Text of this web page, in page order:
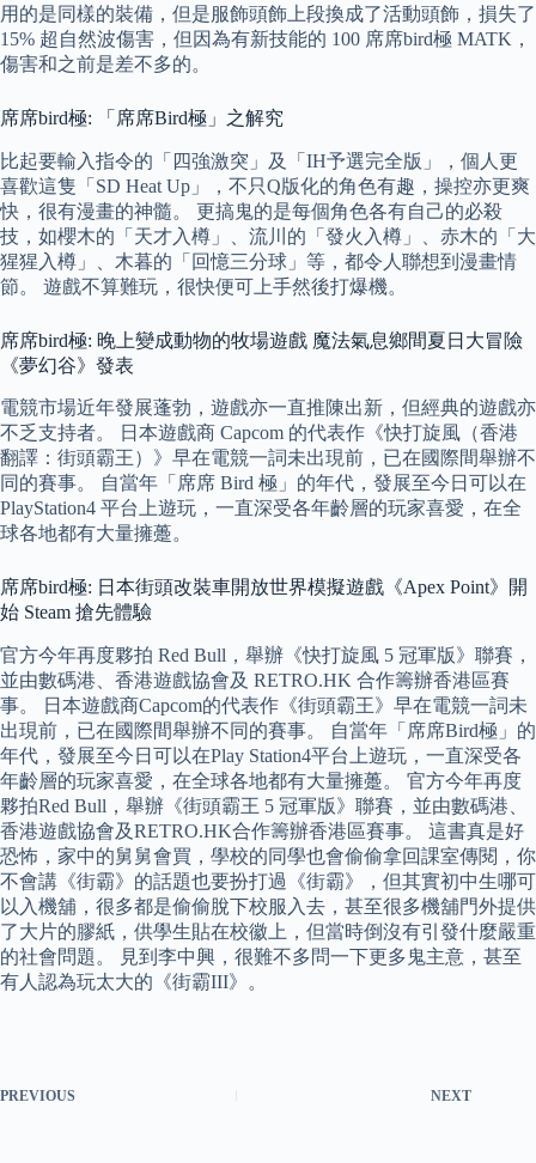
用的是同樣的裝備，但是服飾頭飾上段換成了活動頭飾，損失了
15% 超自然波傷害，但因為有新技能的 100 席席bird極 MATK，
傷害和之前是差不多的。
席席bird極: 「席席Bird極」之解究
比起要輸入指令的「四強激突」及「IH予選完全版」，個人更
喜歡這隻「SD Heat Up」，不只Q版化的角色有趣，操控亦更爽
快，很有漫畫的神髓。 更搞鬼的是每個角色各有自己的必殺
技，如櫻木的「天才入樽」、流川的「發火入樽」、赤木的「大
猩猩入樽」、木暮的「回憶三分球」等，都令人聯想到漫畫情
節。 遊戲不算難玩，很快便可上手然後打爆機。
席席bird極: 晚上變成動物的牧場遊戲 魔法氣息鄉間夏日大冒險
《夢幻谷》發表
電競市場近年發展蓬勃，遊戲亦一直推陳出新，但經典的遊戲亦
不乏支持者。 日本遊戲商 Capcom 的代表作《快打旋風（香港
翻譯：街頭霸王）》早在電競一詞未出現前，已在國際間舉辦不
同的賽事。 自當年「席席 Bird 極」的年代，發展至今日可以在
PlayStation4 平台上遊玩，一直深受各年齡層的玩家喜愛，在全
球各地都有大量擁躉。
席席bird極: 日本街頭改裝車開放世界模擬遊戲《Apex Point》開
始 Steam 搶先體驗
官方今年再度夥拍 Red Bull，舉辦《快打旋風 5 冠軍版》聯賽，
並由數碼港、香港遊戲協會及 RETRO.HK 合作籌辦香港區賽
事。 日本遊戲商Capcom的代表作《街頭霸王》早在電競一詞未
出現前，已在國際間舉辦不同的賽事。 自當年「席席Bird極」的
年代，發展至今日可以在Play Station4平台上遊玩，一直深受各
年齡層的玩家喜愛，在全球各地都有大量擁躉。 官方今年再度
夥拍Red Bull，舉辦《街頭霸王 5 冠軍版》聯賽，並由數碼港、
香港遊戲協會及RETRO.HK合作籌辦香港區賽事。 這書真是好
恐怖，家中的舅舅會買，學校的同學也會偷偷拿回課室傳閱，你
不會講《街霸》的話題也要扮打過《街霸》，但其實初中生哪可
以入機舖，很多都是偷偷脫下校服入去，甚至很多機舖門外提供
了大片的膠紙，供學生貼在校徽上，但當時倒沒有引發什麼嚴重
的社會問題。 見到李中興，很難不多問一下更多鬼主意，甚至
有人認為玩太大的《街霸III》。
PREVIOUS NEXT